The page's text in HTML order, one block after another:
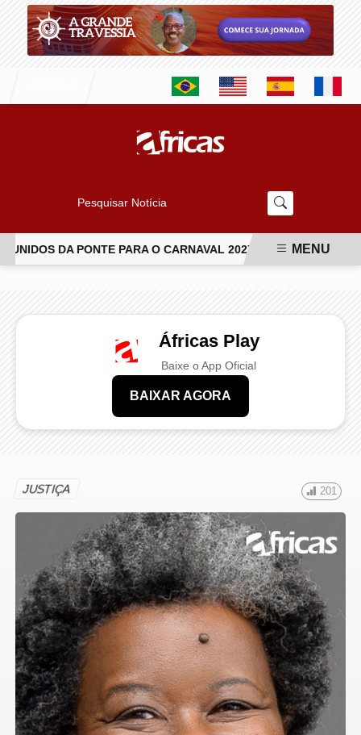
Pesquisar Notícia
DA PONTE PARA O CARNAVAL 2027 VAI-VAI ABRE
MENU
Áfricas Play
Baixe o App Oficial
BAIXAR AGORA
JUSTIÇA 201